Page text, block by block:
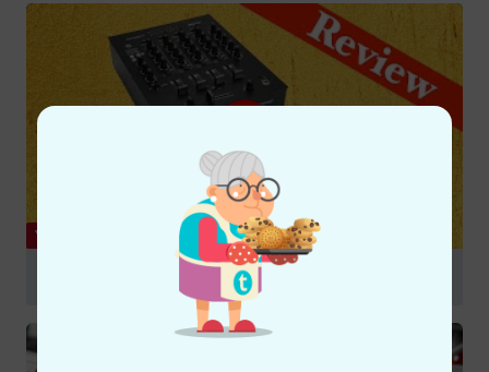
YOUTUBE
Omnitronic PM-422P - viel Leistung für kleines Geld